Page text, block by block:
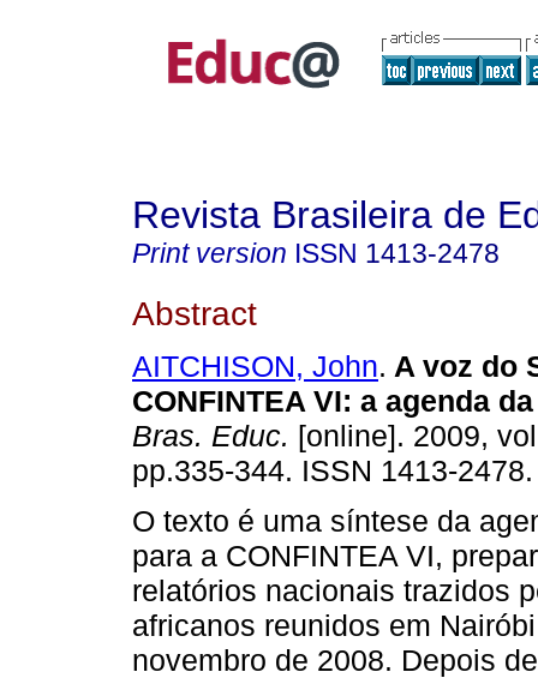
Revista Brasileira de
Print version ISSN 1413-2478
Abstract
AITCHISON, John. A voz do
CONFINTEA VI: a agenda
Bras. Educ. [online]. 2009,
pp.335-344. ISSN 1413-2478.
O texto é uma síntese da
para a CONFINTEA VI,
relatórios nacionais trazidos
africanos reunidos em
novembro de 2008. Depois